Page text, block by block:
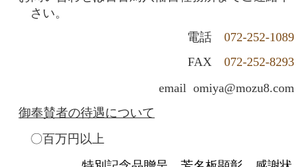
さい。
電話 072-252-1089
FAX 072-252-8293
email omiya@mozu8.com
御奉賛者の待遇について
〇百万円以上